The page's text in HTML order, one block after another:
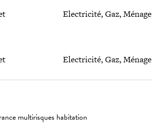
Electricité, Gaz, Ménage
Electricité, Gaz, Ménage
multirisques habitation